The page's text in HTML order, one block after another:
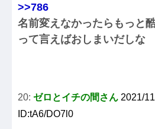
>>786
名前変えなかったらもっと
って言えばおしまいだしな
20: ゼロとイチの間さん 2021/
ID:tA6/DO7l0